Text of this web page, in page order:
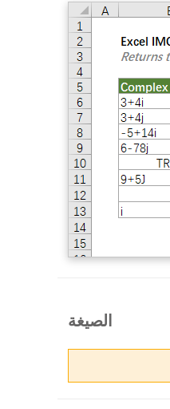
الصيغة